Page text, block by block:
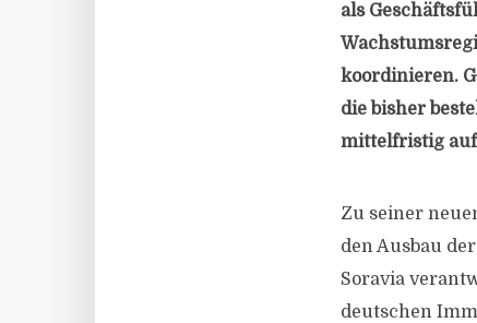
als
koordinieren.
die bisher
mittelfristig auf
Zu seiner
den Ausbau
Soravia
deutschen